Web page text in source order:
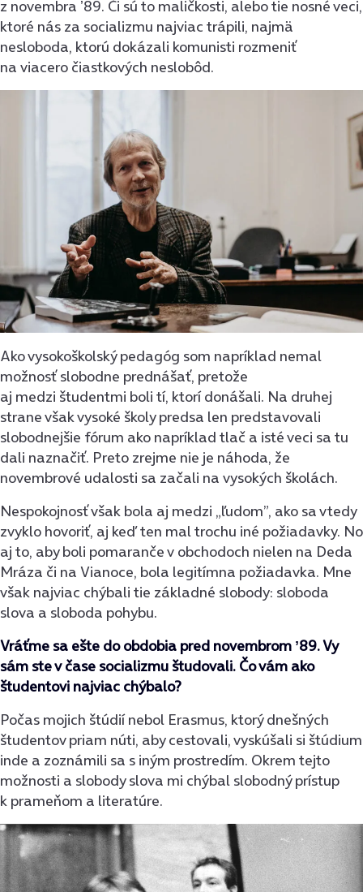
z novembra ʼ89. Či sú to maličkosti, alebo tie nosné veci,
ktoré nás za socializmu najviac trápili, najmä
nesloboda, ktorú dokázali komunisti rozmeniť
na viacero čiastkových neslobôd.
Ako vysokoškolský pedagóg som napríklad nemal
možnosť slobodne prednášať, pretože
aj medzi študentmi boli tí, ktorí donášali. Na druhej
strane však vysoké školy predsa len predstavovali
slobodnejšie fórum ako napríklad tlač a isté veci sa tu
dali naznačiť. Preto zrejme nie je náhoda, že
novembrové udalosti sa začali na vysokých školách.
Nespokojnosť však bola aj medzi „ľudom”, ako sa vtedy
zvyklo hovoriť, aj keď ten mal trochu iné požiadavky. No
aj to, aby boli pomaranče v obchodoch nielen na Deda
Mráza či na Vianoce, bola legitímna požiadavka. Mne
však najviac chýbali tie základné slobody: sloboda
slova a sloboda pohybu.
Vráťme sa ešte do obdobia pred novembrom ʼ89. Vy
sám ste v čase socializmu študovali. Čo vám ako
študentovi najviac chýbalo?
Počas mojich štúdií nebol Erasmus, ktorý dnešných
študentov priam núti, aby cestovali, vyskúšali si štúdium
inde a zoznámili sa s iným prostredím. Okrem tejto
možnosti a slobody slova mi chýbal slobodný prístup
k prameňom a literatúre.